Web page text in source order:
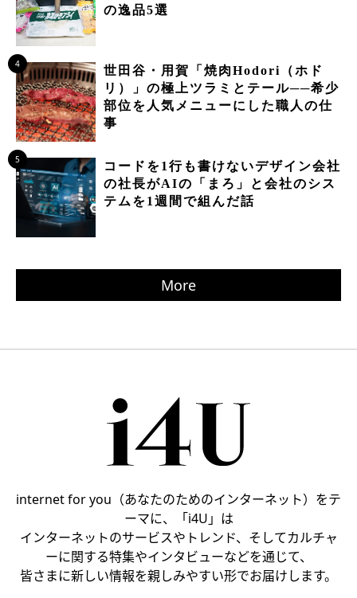
の逸品5選
4
世田谷・用賀「焼肉Hodori（ホド
リ）」の極上ツラミとテール──希少
部位を人気メニューにした職人の仕
事
5
コードを1行も書けないデザイン会社
の社長がAIの「まろ」と会社のシス
テムを1週間で組んだ話
More
internet for you（あなたのためのインターネット）をテ
ーマに、「i4U」は
インターネットのサービスやトレンド、そしてカルチャ
ーに関する特集やインタビューなどを通じて、
皆さまに新しい情報を親しみやすい形でお届けします。